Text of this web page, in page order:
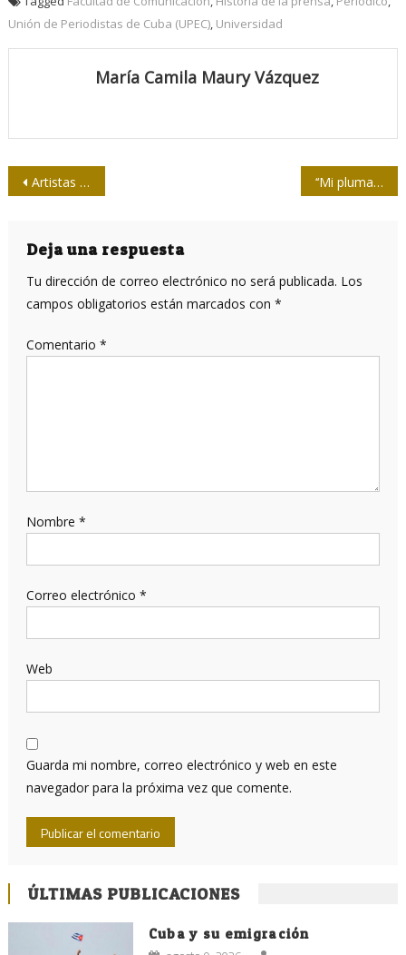
Unión de Periodistas de Cuba (UPEC), Universidad
María Camila Maury Vázquez
Navegación
entradas
Artistas argentinos crean canción en honor a vacuna de Cuba ‘‘Mi pluma no está en venta’’
Deja una respuesta
Tu dirección de correo electrónico no será publicada. Los
campos obligatorios están marcados con *
Comentario *
Nombre *
Correo electrónico *
Web
Guarda mi nombre, correo electrónico y web en este
navegador para la próxima vez que comente.
ÚLTIMAS PUBLICACIONES
Cuba y su emigración